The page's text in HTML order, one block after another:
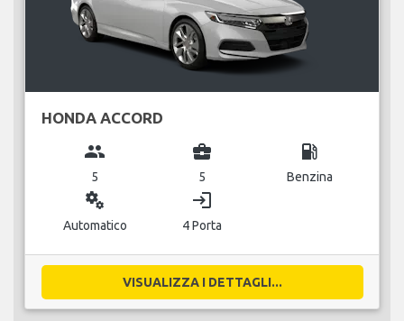
HONDA ACCORD
group
5
business_center
5
local_gas_station
Benzina
miscellaneous_services
Automatico
login
4 Porta
VISUALIZZA I DETTAGLI...